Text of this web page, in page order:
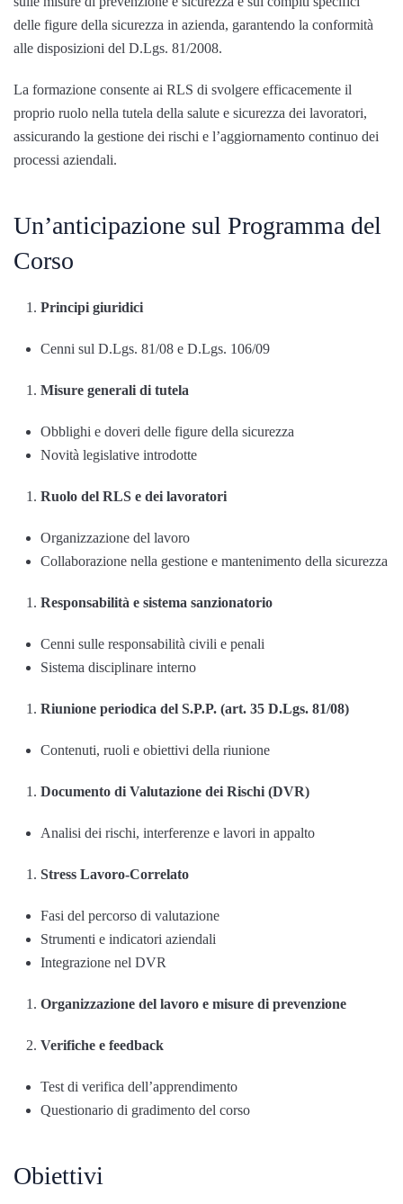
delle figure della sicurezza in azienda, garantendo la conformità
alle disposizioni del D.Lgs. 81/2008.
La formazione consente ai RLS di svolgere efficacemente il
proprio ruolo nella tutela della salute e sicurezza dei lavoratori,
assicurando la gestione dei rischi e l’aggiornamento continuo dei
processi aziendali.
Un’anticipazione sul Programma del
Corso
Principi giuridici
Cenni sul D.Lgs. 81/08 e D.Lgs. 106/09
Misure generali di tutela
Obblighi e doveri delle figure della sicurezza
Novità legislative introdotte
Ruolo del RLS e dei lavoratori
Organizzazione del lavoro
Collaborazione nella gestione e mantenimento della sicurezza
Responsabilità e sistema sanzionatorio
Cenni sulle responsabilità civili e penali
Sistema disciplinare interno
Riunione periodica del S.P.P. (art. 35 D.Lgs. 81/08)
Contenuti, ruoli e obiettivi della riunione
Documento di Valutazione dei Rischi (DVR)
Analisi dei rischi, interferenze e lavori in appalto
Stress Lavoro-Correlato
Fasi del percorso di valutazione
Strumenti e indicatori aziendali
Integrazione nel DVR
Organizzazione del lavoro e misure di prevenzione
Verifiche e feedback
Test di verifica dell’apprendimento
Questionario di gradimento del corso
Obiettivi